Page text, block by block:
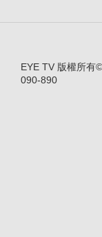
EYE TV 版權所有
090-890